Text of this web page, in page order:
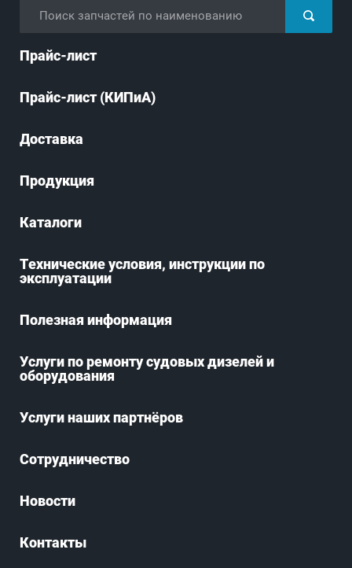
Прайс-лист
Прайс-лист (КИПиА)
Доставка
Продукция
Каталоги
Технические условия, инструкции по
эксплуатации
Полезная информация
Услуги по ремонту судовых дизелей и
оборудования
Услуги наших партнёров
Сотрудничество
Новости
Контакты